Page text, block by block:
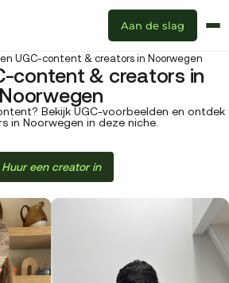
Aan de slag
UGC-content & creators in Noorwegen
content & creators in
Noorwegen
Bekijk UGC-voorbeelden en ontdek
in Noorwegen in deze niche.
Huur een creator in